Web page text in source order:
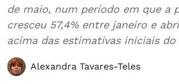
de maio, num período em que a
cresceu 57,4% entre janeiro e
acima das estimativas iniciais do
Alexandra Tavares-Teles